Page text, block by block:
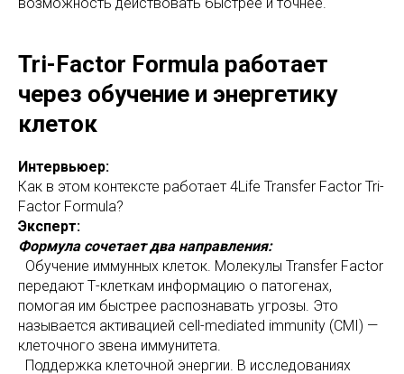
Tri-Factor Formula работает
через обучение и энергетику
клеток
Интервьюер:
Как в этом контексте работает 4Life Transfer Factor Tri-
Factor Formula?
Эксперт:
Формула сочетает два направления:
Обучение иммунных клеток. Молекулы Transfer Factor
передают Т-клеткам информацию о патогенах,
помогая им быстрее распознавать угрозы. Это
называется активацией cell-mediated immunity (CMI) —
клеточного звена иммунитета.
Поддержка клеточной энергии. В исследованиях